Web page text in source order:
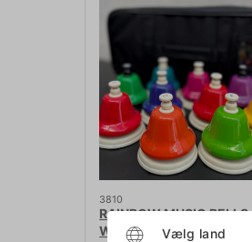
3810
RAINBOW MUSIC BELLS
WITH BAGVælg land